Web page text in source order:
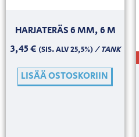
HARJATERÄS 6 MM, 6 M
3,45€ (SIS. ALV 25,5%)/ TANK
LISÄÄ OSTOSKORIIN